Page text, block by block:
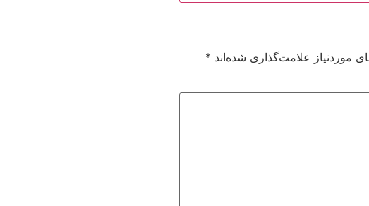
موردنیاز علامت‌گذاری شده‌اند *